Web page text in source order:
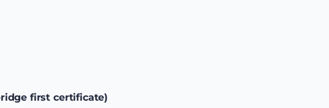
first certificate)